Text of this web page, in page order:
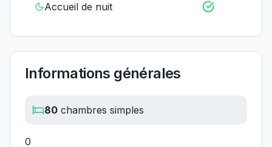
Accueil de nuit
Informations générales
80 chambres simples
0